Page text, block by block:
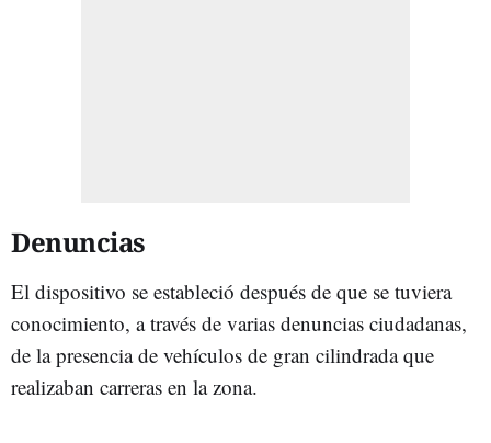
Denuncias
El dispositivo se estableció después de que se tuviera
conocimiento, a través de varias denuncias ciudadanas,
de la presencia de vehículos de gran cilindrada que
realizaban carreras en la zona.